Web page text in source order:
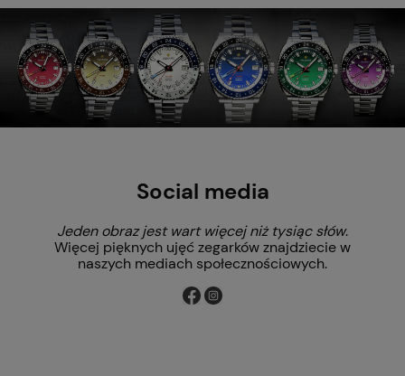
Social media
Jeden obraz jest wart więcej niż tysiąc słów.
Więcej pięknych ujęć zegarków znajdziecie w
naszych mediach społecznościowych.